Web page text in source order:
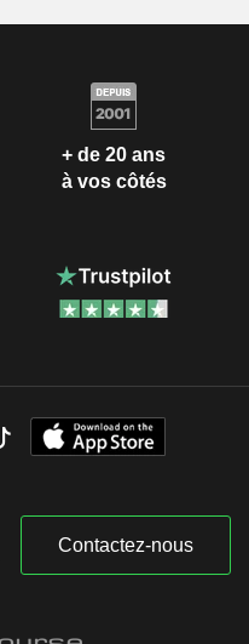
+ de 20 ans
à vos côtés
Contactez-nous